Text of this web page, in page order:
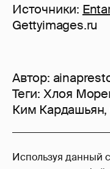
Используя данный
Источники:
Gettyimages.ru
Автор:
Теги: Хлоя
Ким Кардашьян,
181